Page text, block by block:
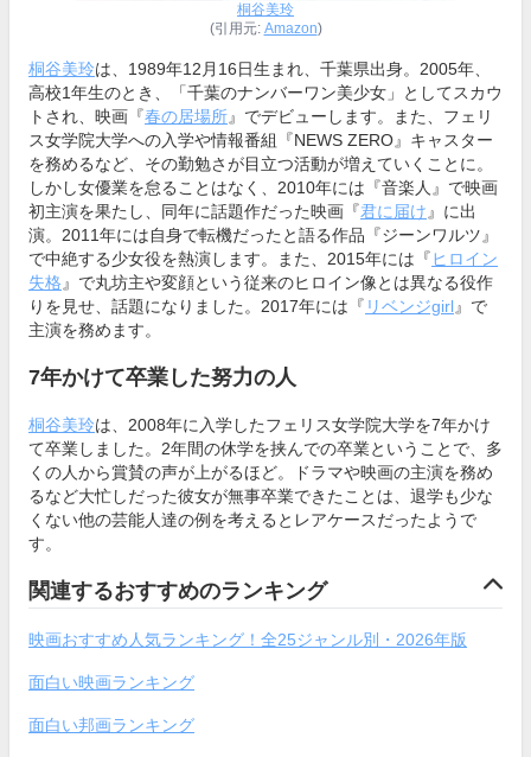
桐谷美玲
(引用元: Amazon)
桐谷美玲は、1989年12月16日生まれ、千葉県出身。2005年、
高校1年生のとき、「千葉のナンバーワン美少女」としてスカウ
トされ、映画『春の居場所』でデビューします。また、フェリ
ス女学院大学への入学や情報番組『NEWS ZERO』キャスター
を務めるなど、その勤勉さが目立つ活動が増えていくことに。
しかし女優業を怠ることはなく、2010年には『音楽人』で映画
初主演を果たし、同年に話題作だった映画『君に届け 』に出
演。2011年には自身で転機だったと語る作品『ジーンワルツ』
で中絶する少女役を熱演します。また、2015年には『ヒロイン
失格 』で丸坊主や変顔という従来のヒロイン像とは異なる役作
りを見せ、話題になりました。2017年には『 リベンジgirl』で
主演を務めます。
7年かけて卒業した努力の人
桐谷美玲は、2008年に入学したフェリス女学院大学を7年かけ
て卒業しました。2年間の休学を挟んでの卒業ということで、多
くの人から賞賛の声が上がるほど。ドラマや映画の主演を務め
るなど大忙しだった彼女が無事卒業できたことは、退学も少な
くない他の芸能人達の例を考えるとレアケースだったようで
す。
関連するおすすめのランキング
映画おすすめ人気ランキング！全25ジャンル別・2026年版
面白い映画ランキング
面白い邦画ランキング